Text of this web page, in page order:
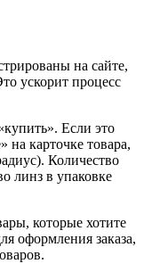
на сайте,
ускорит процесс
Если это
на карточке товара,
Количество
линз в упаковке
которые хотите
оформления заказа,